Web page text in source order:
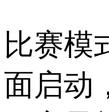
比赛模
面启动